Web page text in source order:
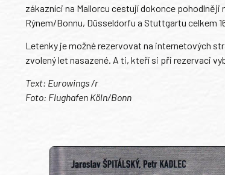
zákazníci na Mallorcu cestují dokonce pohodlněji
Rýnem/Bonnu, Düsseldorfu a Stuttgartu celkem
Letenky je možné rezervovat na internetových
zvolený let nasazené. A ti, kteří si při rezervaci
Text: Eurowings /r
Foto: Flughafen Köln/Bonn